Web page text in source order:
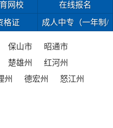
网校 在线报名
格证 成人中专（一年制/
保山市
昭通市
楚雄州
红河州
州 德宏州
怒江州